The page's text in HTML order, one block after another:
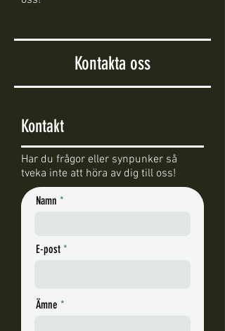
Kontakta oss
Kontakt
Har du frågor eller synpunker så
tveka inte att höra av dig till oss!​
Namn
E-post
Ämne